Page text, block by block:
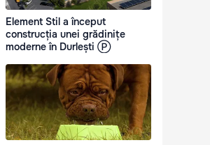
Element Stil a început
construcția unei grădinițe
moderne în Durlești Ⓟ